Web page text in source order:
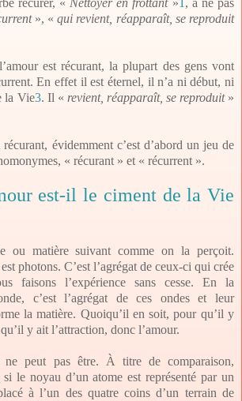
récurer, « Nettoyer en frottant»1 , à ne pas
», «qui revient, réapparaît, se reproduit
est récurant, la plupart des gens vont
En effet il est éternel, il n’a ni début, ni
la Vie3. Il « revient, réapparaît, se reproduit»
évidemment c’est d’abord un jeu de
« récurant » et « récurrent ».
est-il le ciment de la Vie
ou matière suivant comme on la perçoit.
photons. C’est l’agrégat de ceux-ci qui crée
faisons l’expérience sans cesse. En la
c’est l’agrégat de ces ondes et leur
la matière. Quoiqu’il en soit, pour qu’il y
y ait l’attraction, donc l’amour.
ne peut pas être. À titre de comparaison,
le noyau d’un atome est représenté par un
à l’un des quatre coins d’un terrain de